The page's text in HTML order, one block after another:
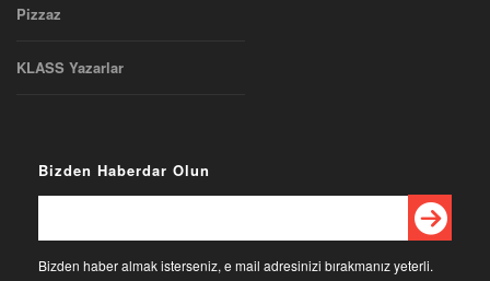
Pizzaz
KLASS Yazarlar
Bizden Haberdar Olun
Bizden haber almak isterseniz, e mail adresinizi bırakmanız yeterli.